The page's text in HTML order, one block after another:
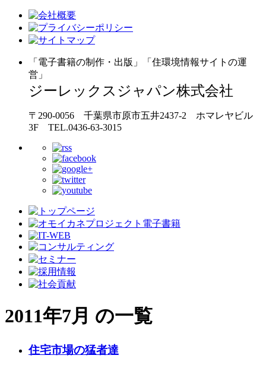
「電子書籍の制作・出版」「住環境情報サイトの運
営」
ジーレックスジャパン株式会社
〒290-0056 千葉県市原市五井2437-2 ホマレヤビル
3F TEL.0436-63-3015
2011年7月 の一覧
住宅市場の猛者達